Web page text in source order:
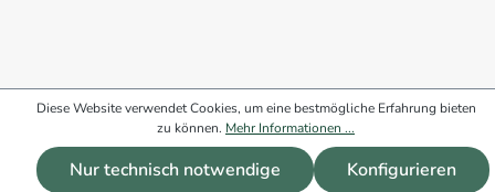
Diese Website verwendet Cookies, um eine bestmögliche Erfahrung bieten
zu können. Mehr Informationen ...
Nur technisch notwendige Konfigurieren